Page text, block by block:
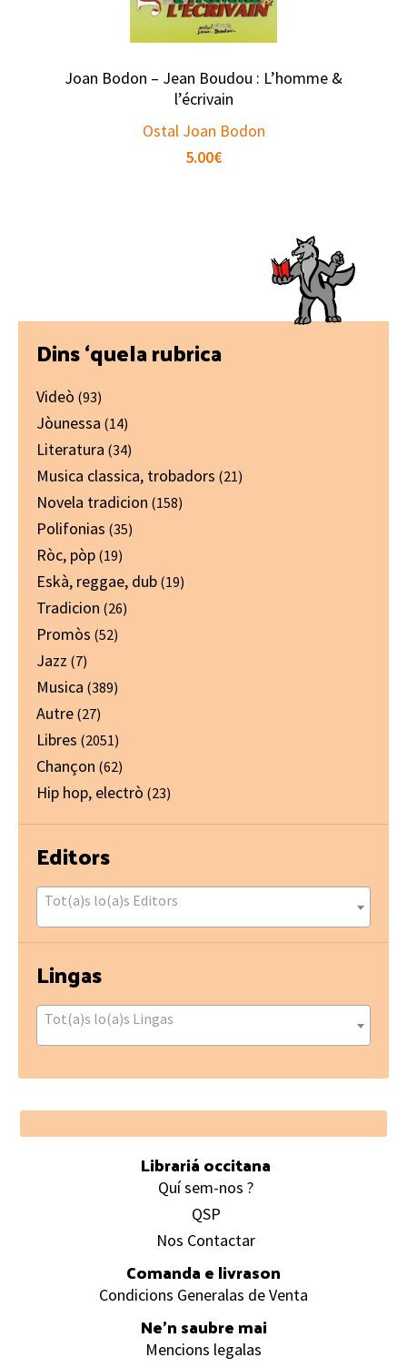
Joan Bodon – Jean Boudou : L’homme &
l’écrivain
Ostal Joan Bodon
5.00€
Primary
Sidebar
Dins ‘quela rubrica
Videò (93)
Jòunessa (14)
Literatura (34)
Musica classica, trobadors (21)
Novela tradicion (158)
Polifonias (35)
Ròc, pòp (19)
Eskà, reggae, dub (19)
Tradicion (26)
Promòs (52)
Jazz (7)
Musica (389)
Autre (27)
Libres (2051)
Chançon (62)
Hip hop, electrò (23)
Editors
Tot(a)s lo(a)s Editors
Lingas
Tot(a)s lo(a)s Lingas
Footer
Librariá occitana
Quí sem-nos ?
QSP
Nos Contactar
Comanda e livrason
Condicions Generalas de Venta
Ne’n saubre mai
Mencions legalas